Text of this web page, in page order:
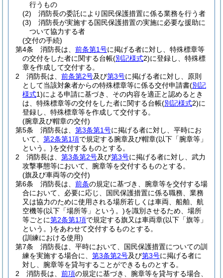
行うもの
(2)
消防長の委託により国民保護措置に係る業務を行う者
(3)
消防長が実施する国民保護措置の実施に必要な援助に
ついて協力する者
(交付の手続)
第4条
消防長は、 前条第1号に掲げる者に対し、特殊標章等
の交付をした者に関する台帳(別記様式2)に登録し、特殊標
章を作成して交付する。
2
消防長は、 前条第2号及び第3号に掲げる者に対し、原則
として当該対象者からの特殊標章等に係る交付申請書(別記
様式1)による申請に基づき、その内容を適正と認めるとき
は、特殊標章等の交付をした者に関する台帳(別記様式2)に
登録し、特殊標章等を作成して交付する。
(腕章及び帽章の交付)
第5条
消防長は、 第3条第1号に掲げる者に対し、平時にお
いて、 第2条第1項で規定する腕章及び帽章(以下「腕章等」
という。)を交付するものとする。
2
消防長は、 第3条第2号及び第3号に掲げる者に対し、武力
攻撃事態等において、腕章等を交付するものとする。
(旗及び車両等の交付)
第6条
消防長は、 前条の規定に基づき、腕章等を交付する場
合において、必要に応じ、国民保護措置に係る職務、業務
又は協力のために使用される場所若しくは車両、船舶、航
空機等(以下「場所等」という。)を識別させるため、場所
等ごとに第2条第1項で規定する旗又は車両章(以下「旗等」
という。)をあわせて交付するものとする。
(訓練における使用)
第7条
消防長は、平時において、国民保護措置についての訓
練を実施する場合に、 第3条第2号及び第3号に掲げる者に
対し、腕章等を貸与することができるものとする。
2
消防長は、 前項の規定に基づき、腕章等を貸与する場合、